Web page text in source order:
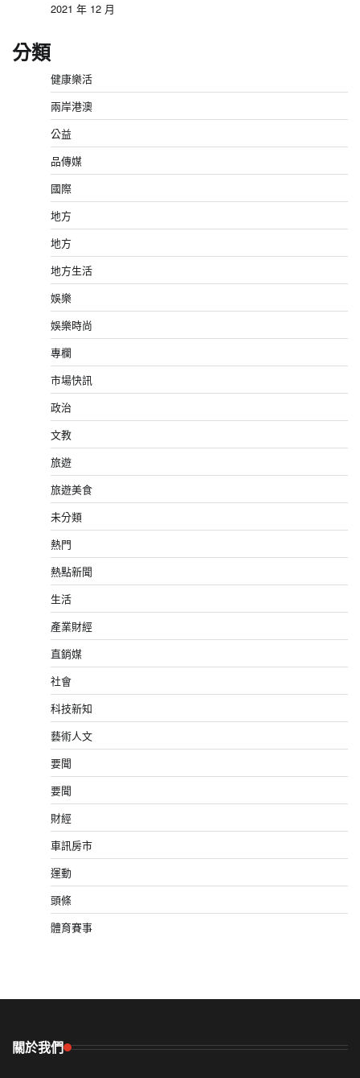
2021 年 12 月
分類
健康樂活
兩岸港澳
公益
品傳媒
國際
地方
地方
地方生活
娛樂
娛樂時尚
專欄
市場快訊
政治
文教
旅遊
旅遊美食
未分類
熱門
熱點新聞
生活
產業財經
直銷媒
社會
科技新知
藝術人文
要聞
要聞
財經
車訊房市
運動
頭條
體育賽事
關於我們